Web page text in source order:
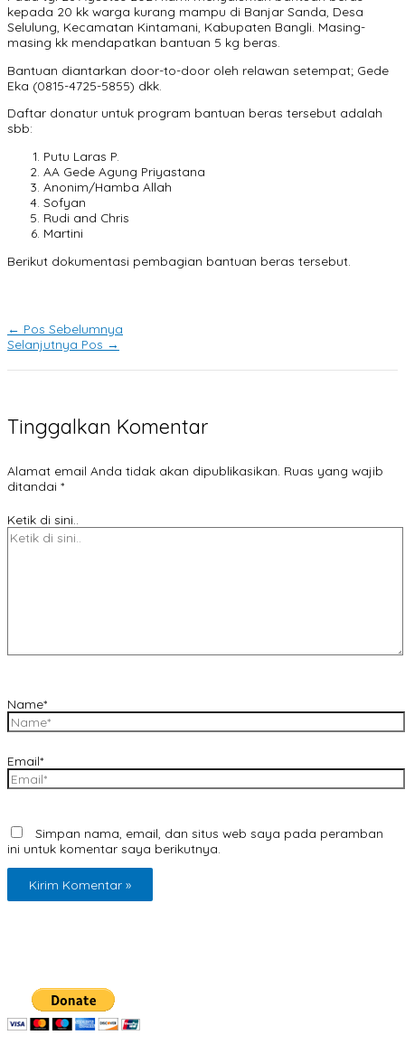
kepada 20 kk warga kurang mampu di Banjar Sanda, Desa
Selulung, Kecamatan Kintamani, Kabupaten Bangli. Masing-
masing kk mendapatkan bantuan 5 kg beras.
Bantuan diantarkan door-to-door oleh relawan setempat; Gede
Eka (0815-4725-5855) dkk.
Daftar donatur untuk program bantuan beras tersebut adalah
sbb:
Putu Laras P.
AA Gede Agung Priyastana
Anonim/Hamba Allah
Sofyan
Rudi and Chris
Martini
Berikut dokumentasi pembagian bantuan beras tersebut.
← Pos Sebelumnya
Selanjutnya Pos →
Tinggalkan Komentar
Alamat email Anda tidak akan dipublikasikan. Ruas yang wajib
ditandai *
Ketik di sini..
Name*
Email*
Simpan nama, email, dan situs web saya pada peramban
ini untuk komentar saya berikutnya.